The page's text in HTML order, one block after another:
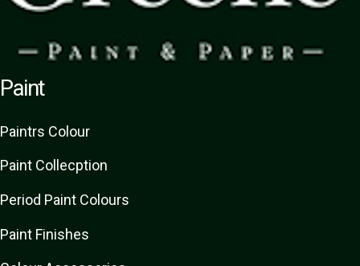
Paint
Paintrs Colour
Paint Collecption
Period Paint Colours
Paint Finishes